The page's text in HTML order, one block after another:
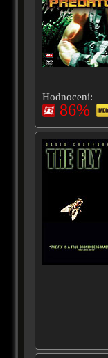
Hodnocení:
86%